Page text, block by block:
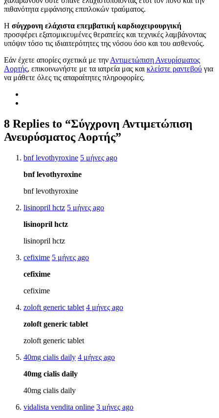
πιθανότητα εμφάνισης επιπλοκών τραύματος.
Η σύγχρονη ελάχιστα επεμβατική καρδιοχειρουργική
προσφέρει εξατομικευμένες θεραπείες και τεχνικές λαμβάνοντας
υπόψιν τόσο τις ιδιαιτερότητες της νόσου όσο και του ασθενούς.
Εάν έχετε απορίες σχετικά με την Αντιμετώπιση Ανευρίσματος
Αορτής, επικοινωνήστε με τα ιατρεία μας και κλείστε ραντεβού για
να μάθετε όλες τις απαραίτητες πληροφορίες.
8 Replies to “Σύγχρονη Αντιμετώπιση
Ανευρύσματος Αορτής”
bnf levothyroxine 5 μήνες ago
bnf levothyroxine
bnf levothyroxine
lisinopril hctz 5 μήνες ago
lisinopril hctz
lisinopril hctz
cefixime 5 μήνες ago
cefixime
cefixime
zoloft generic tablet 4 μήνες ago
zoloft generic tablet
zoloft generic tablet
40mg cialis daily 4 μήνες ago
40mg cialis daily
40mg cialis daily
vidalista vendita online 3 μήνες ago